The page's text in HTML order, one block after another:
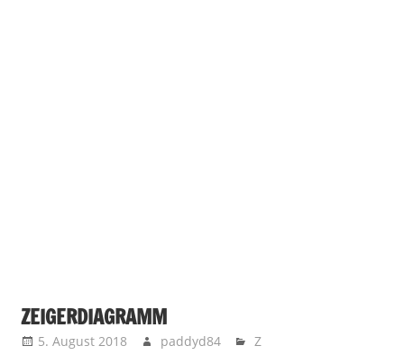
ZEIGERDIAGRAMM
5. August 2018 paddyd84 Z